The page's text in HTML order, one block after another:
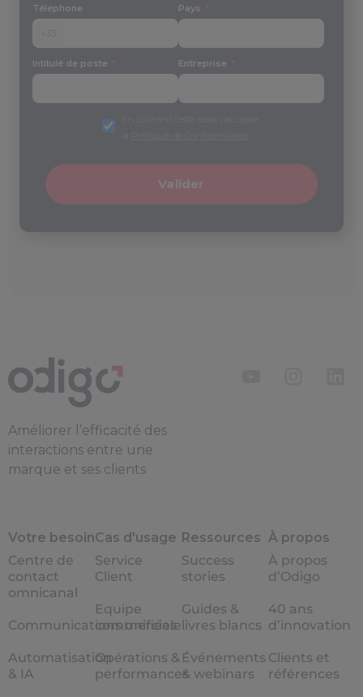
Téléphone
Intitulé de poste
Pays
Entreprise
Valider
Améliorer l’efficacité des
interactions entre une
marque et ses clients
Votre besoin
Centre de
contact
omnicanal
Communications unifiées
Automatisation
& IA
Cas d'usage
Service
Client
Equipe
commerciale
Opérations &
performances
Ressources
Success
stories
Guides &
livres blancs
Événements
& webinars
À propos
À propos
d’Odigo
40 ans
d’innovation
Clients et
références